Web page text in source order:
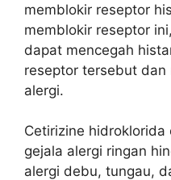
memblokir reseptor
memblokir reseptor
dapat mencegah
reseptor tersebut dan
alergi.
Cetirizine
gejala alergi ringan
alergi debu, tungau,